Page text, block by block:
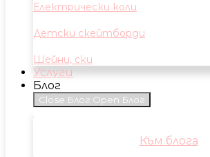
Електрически коли
Детски скейтборди
Шейни, ски
Услуги
Блог
Close Блог Open Блог
Към блога